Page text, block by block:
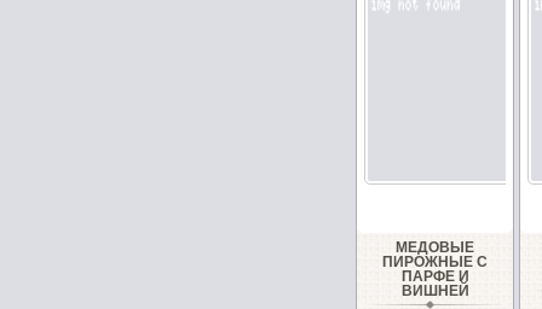
МЕДОВЫЕ
ПИРОЖНЫЕ С
ПАРФЕ И
ВИШНЕЙ